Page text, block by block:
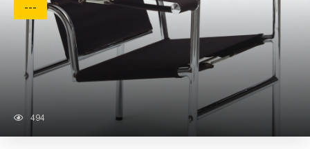
---
494